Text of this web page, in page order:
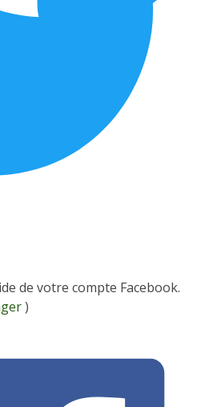
de votre compte Facebook.
)